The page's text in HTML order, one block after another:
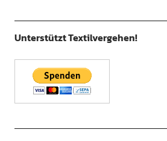
Unterstützt Textilvergehen!